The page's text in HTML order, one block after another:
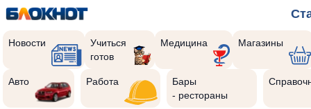
Новости
Учиться
готов
Медицина Магазины
Авто Работа
Бары
- рестораны